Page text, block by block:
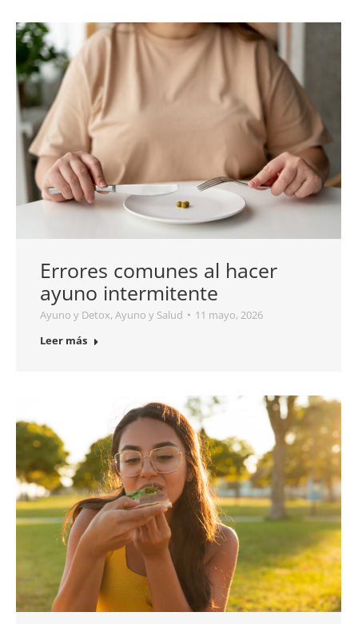
Errores comunes al hacer
ayuno intermitente
Ayuno y Detox, Ayuno y Salud
11 mayo, 2026
Leer más